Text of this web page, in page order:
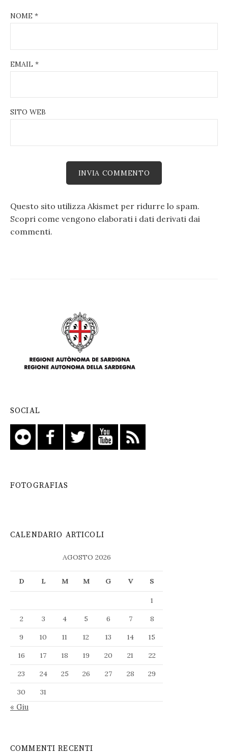
NOME *
EMAIL *
SITO WEB
Questo sito utilizza Akismet per ridurre lo spam.
Scopri come vengono elaborati i dati derivati dai
commenti.
SOCIAL
FOTOGRAFIAS
CALENDARIO ARTICOLI
AGOSTO 2026
D L M M G V S
1
2
3 4 5 6 7
8
9
10 11 12 13 14
15
16
17 18 19 20 21
22
23
24 25 26 27 28
29
30
31
« Giu
COMMENTI RECENTI